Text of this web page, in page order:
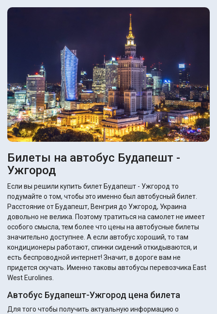
Билеты на автобус Будапешт -
Ужгород
Если вы решили купить билет Будапешт - Ужгород то
подумайте о том, чтобы это именно был автобусный билет.
Расстояние от Будапешт, Венгрия до Ужгород, Украина
довольно не велика. Поэтому тратиться на самолет не имеет
особого смысла, тем более что цены на автобусные билеты
значительно доступнее. А если автобус хороший, то там
кондиционеры работают, спинки сидений откидываются, и
есть беспроводной интернет! Значит, в дороге вам не
придется скучать. Именно таковы автобусы перевозчика East
West Eurolines.
Автобус Будапешт-Ужгород цена билета
Для того чтобы получить актуальную информацию о